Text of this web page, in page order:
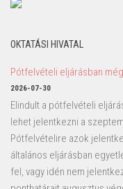
OKTATÁSI HIVATAL
Pótfelvételi eljárásban
2026-07-30
Elindult a pótfelvételi
lehet jelentkezni a
Pótfelvételire azok
általános eljárásban
fel, vagy idén nem